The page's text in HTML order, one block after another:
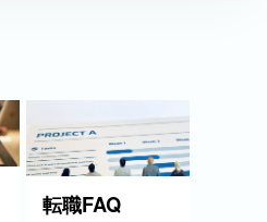
転職FAQ